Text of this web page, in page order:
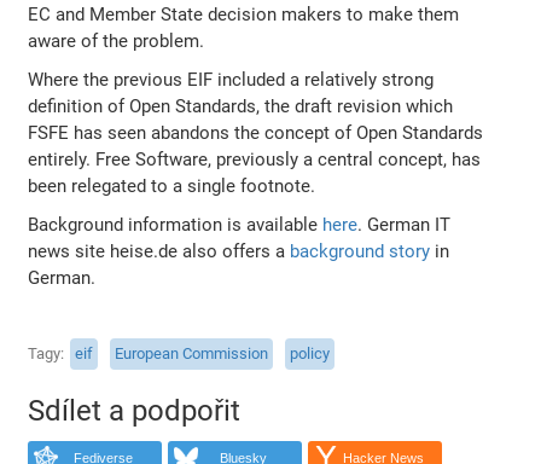
EC and Member State decision makers to make them
aware of the problem.
Where the previous EIF included a relatively strong
definition of Open Standards, the draft revision which
FSFE has seen abandons the concept of Open Standards
entirely. Free Software, previously a central concept, has
been relegated to a single footnote.
Background information is available here. German IT
news site heise.de also offers a background story in
German.
Tagy eif European Commission policy
Sdílet a podpořit
Fediverse Bluesky Hacker News